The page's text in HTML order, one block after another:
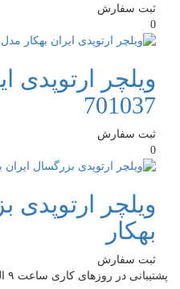
ثبت سفارش
0
ویلچر ارتوپدی
701037
ثبت سفارش
0
ویلچر ارتوپدی
بهکار
ثبت سفارش
پشتیبانی در روزهای کاری ساعت ۹ الی ۲۰